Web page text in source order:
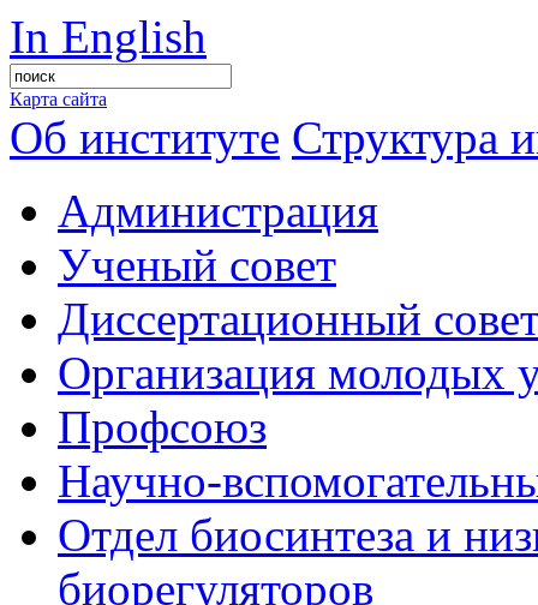
In English
Карта сайта
Об институте Структура
Администрация
Ученый совет
Диссертационный
Организация молодых
Профсоюз
Научно-
Отдел биосинтеза и
биорегуляторов